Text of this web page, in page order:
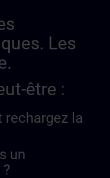
Les
être :
rechargez la
un